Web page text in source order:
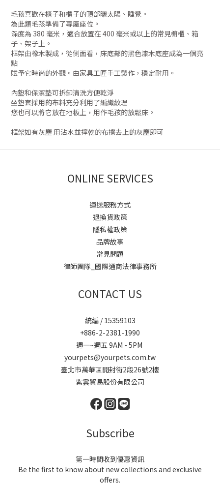
毛孩喜歡在櫃子和櫃子的頂部曬太陽、睡覺。
為此類毛孩準備了專屬座位。
深度為 380 毫米，適合放置在 400 毫米或以上的常見櫥櫃、箱
子、架子上。
框架由橡木製成，從側面看，床底部的黑色漆木底座成為一個亮
點
賦予它時尚的外觀。由家具工匠手工製作，穩定耐用。
內墊和保潔墊可拆卸清洗方便乾淨
坐墊套採用的布料充分利用了編織紋理
您也可以將它放在地板上，用作毛孩的放鬆床。
框架如有灰塵 用沾水並擰乾的布擦去上的灰塵即可
ONLINE SERVICES
運送服務方式
退換貨政策
隱私權政策
品牌故事
常見問題
律師團隊_國際通商法律事務所
CONTACT US
統編 / 15359103
+886-2-2381-1990
週一~週五 9AM - 5PM
yourpets@yourpets.com.tw
臺北市萬華區開封街2段26號2樓
紫雲貿易股份有限公司
Subscribe
第一時間收到優惠資訊
Be the first to know about new collections and exclusive
offers.